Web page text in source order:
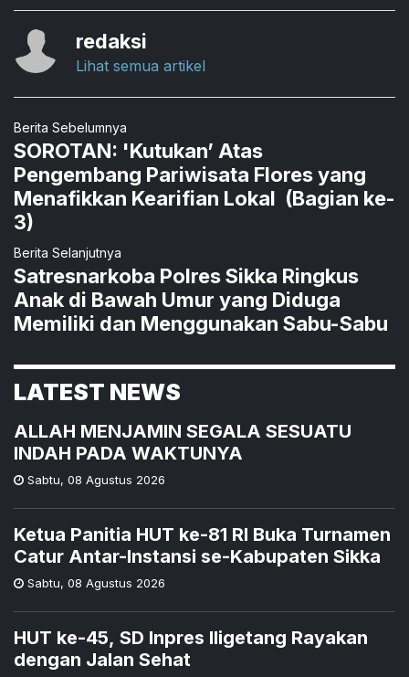
redaksi
Lihat semua artikel
Berita Sebelumnya
SOROTAN: 'Kutukan’ Atas
Pengembang Pariwisata Flores yang
Menafikkan Kearifian Lokal (Bagian ke-
3)
Berita Selanjutnya
Satresnarkoba Polres Sikka Ringkus
Anak di Bawah Umur yang Diduga
Memiliki dan Menggunakan Sabu-Sabu
LATEST NEWS
ALLAH MENJAMIN SEGALA SESUATU
INDAH PADA WAKTUNYA
Sabtu, 08 Agustus 2026
Ketua Panitia HUT ke-81 RI Buka Turnamen
Catur Antar-Instansi se-Kabupaten Sikka
Sabtu, 08 Agustus 2026
HUT ke-45, SD Inpres Iligetang Rayakan
dengan Jalan Sehat